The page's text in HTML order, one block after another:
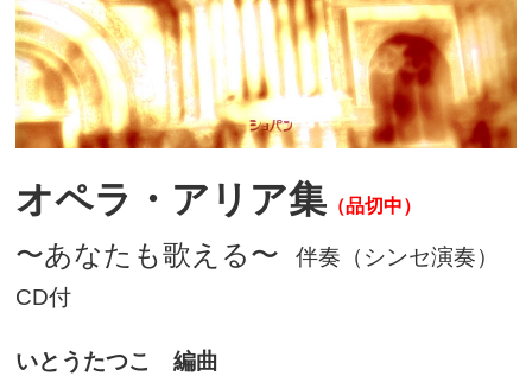
オペラ・アリア集 （品切中）
〜あなたも歌える〜
伴奏（シンセ演奏）
CD付
いとうたつこ 編曲